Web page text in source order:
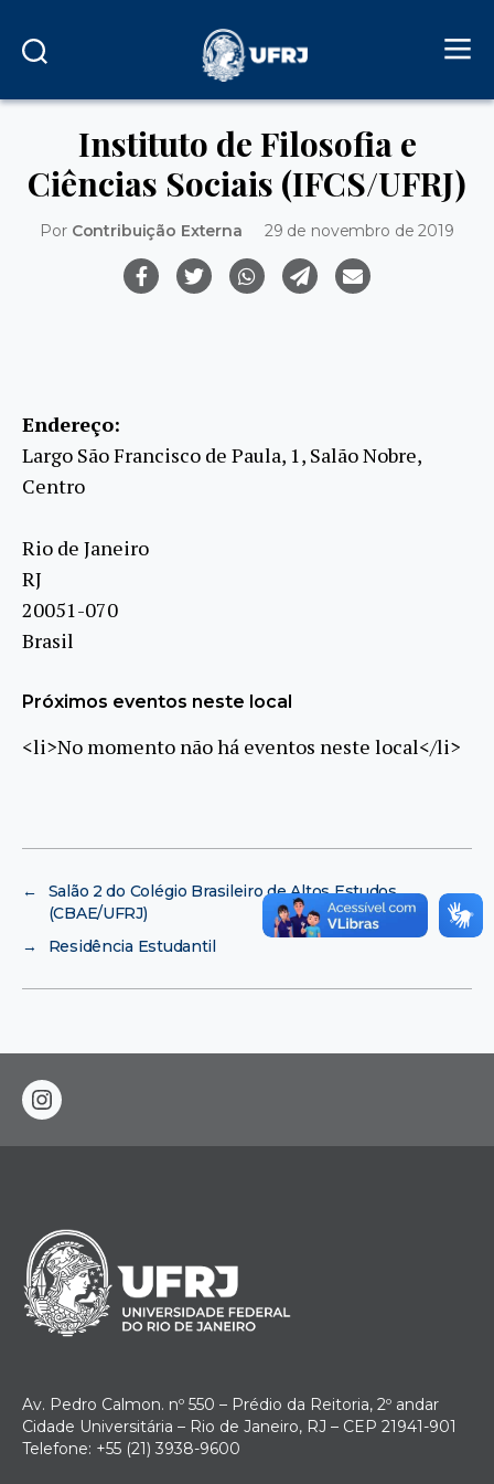
Instituto de Filosofia e
Ciências Sociais (IFCS/UFRJ)
Por Contribuição Externa 29 de novembro de 2019
Endereço:
Largo São Francisco de Paula, 1, Salão Nobre,
Centro
Rio de Janeiro
RJ
20051-070
Brasil
Próximos eventos neste local
<li>No momento não há eventos neste local</li>
←
Salão 2 do Colégio Brasileiro de Altos Estudos
(CBAE/UFRJ)
→
Residência Estudantil
instagram
Av. Pedro Calmon. nº 550 – Prédio da Reitoria, 2º andar
Cidade Universitária – Rio de Janeiro, RJ – CEP 21941-901
Telefone: +55 (21) 3938-9600